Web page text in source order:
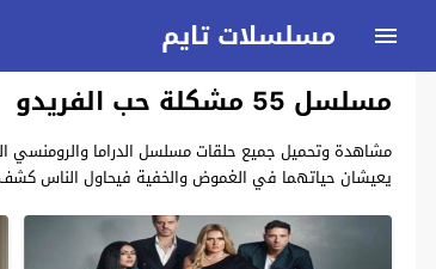
مسلسلات تايم
مسلسل 55 مشكلة حب الفريدو
يعيشان حياتهما في الغموض والخفية فيحاول الناس كشف حياتهما ومنها بان